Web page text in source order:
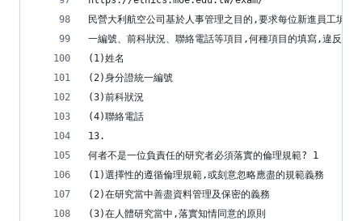
民營大利航空公司基於人事管理之目的,要求每位新進員工填寫
一編號、前科狀況、聯絡電話等項目,何種項目的填寫,違反《
(1)姓名
(2)身分證統一編號
(3)前科狀況
(4)聯絡電話
13.
何者不是一位負責任的研究者必須落實的倫理規範? 1
(1)選擇性的遵循倫理規範,或刻意忽略應盡的規範義務
(2)在研究當中善盡資料管理及保密的義務
(3)在人體研究當中,落實知情同意的原則